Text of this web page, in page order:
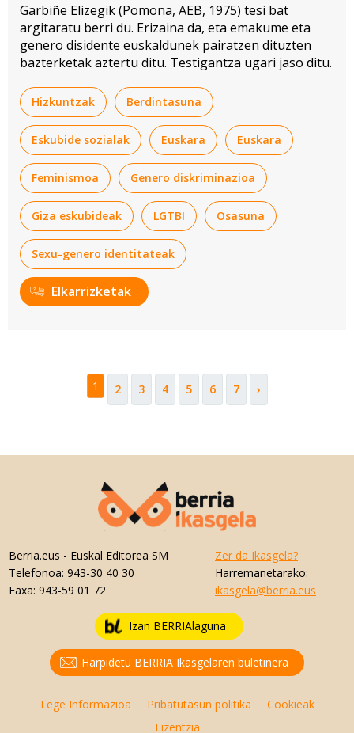
Garbiñe Elizegik (Pomona, AEB, 1975) tesi bat
argitaratu berri du. Erizaina da, eta emakume eta
genero disidente euskaldunek pairatzen dituzten
bazterketak aztertu ditu. Testigantza ugari jaso ditu.
Hizkuntzak Berdintasuna
Eskubide sozialak Euskara Euskara
Feminismoa Genero diskriminazioa
Giza eskubideak LGTBI Osasuna
Sexu-genero identitateak
Elkarrizketak
1 2 3 4 5 6 7 ›
Berria.eus - Euskal Editorea SM
Telefonoa: 943-30 40 30
Faxa: 943-59 01 72
Zer da Ikasgela?
Harremanetarako:
ikasgela@berria.eus
Izan BERRIAlaguna
Harpidetu BERRIA Ikasgelaren buletinera
Lege Informazioa Pribatutasun politika
Cookieak
Lizentzia